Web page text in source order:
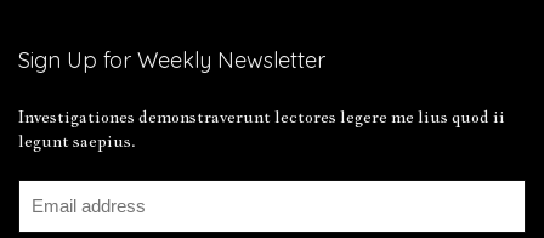
Sign Up for Weekly Newsletter
Investigationes demonstraverunt lectores legere me lius quod ii
legunt saepius.